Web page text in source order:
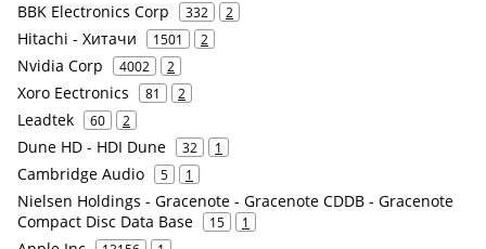
BBK Electronics Corp 332 2
Hitachi - Хитачи 1501 2
Nvidia Corp 4002 2
Xoro Eectronics 81 2
Leadtek 60 2
Dune HD - HDI Dune 32 1
Cambridge Audio 5 1
Nielsen Holdings - Gracenote - Gracenote CDDB - Gracenote
Compact Disc Data Base
15 1